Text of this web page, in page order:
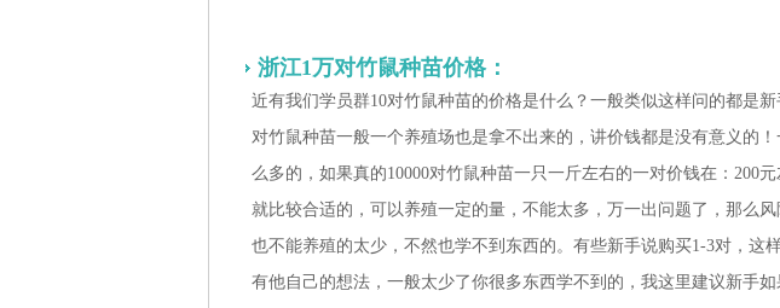
浙江1万对竹鼠种苗价格：
近有我们学员群10对竹鼠种苗的价格是什么？一般类似这样问的都是
对竹鼠种苗一般一个养殖场也是拿不出来的，讲价钱都是没有意义的
么多的，如果真的10000对竹鼠种苗一只一斤左右的一对价钱在：200
就比较合适的，可以养殖一定的量，不能太多，万一出问题了，那么
也不能养殖的太少，不然也学不到东西的。有些新手说购买1-3对，这
有他自己的想法，一般太少了你很多东西学不到的，我这里建议新手